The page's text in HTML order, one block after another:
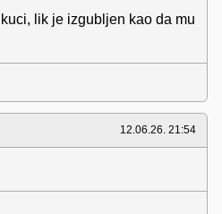
lik je izgubljen kao da mu
12.06.26. 21:54